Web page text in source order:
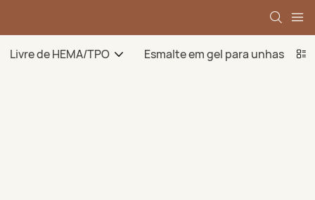
Livre de HEMA/TPO Esmalte em gel para unhas